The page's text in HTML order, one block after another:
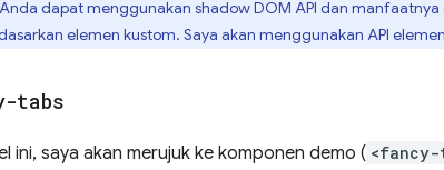
dapat menggunakan shadow DOM API dan
elemen kustom. Saya akan menggunakan API
tabs
ini, saya akan merujuk ke komponen demo ( <fancy-